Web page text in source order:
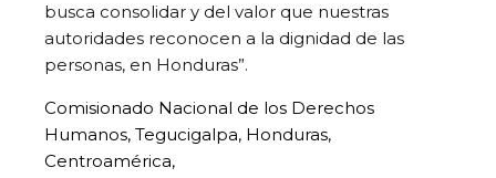
busca consolidar y del valor que nuestras
autoridades reconocen a la dignidad de las
personas, en Honduras”.
Comisionado Nacional de los Derechos
Humanos, Tegucigalpa, Honduras,
Centroamérica,